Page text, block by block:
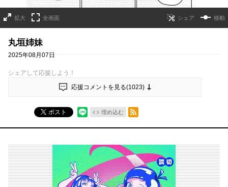
拡大 全画面 移動
丸垣姉妹
2025年08月07日
シェアして応援しよう！
応援コメントを見る(1023)
ポスト 埋め込む
RSSフィード